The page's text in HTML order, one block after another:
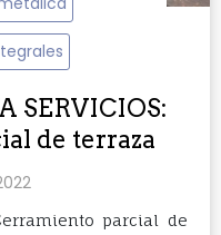
SERVICIOS:
de terraza
Cerramiento parcial de